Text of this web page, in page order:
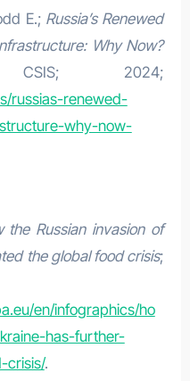
E.; Russia’s Renewed
Why Now?
2024;
russias-renewed-
why-now-
the Russian invasion of
the global food crisis;
en/infographics/ho
has-further-
crisis/.